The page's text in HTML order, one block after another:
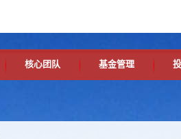
核心团队 基金管理